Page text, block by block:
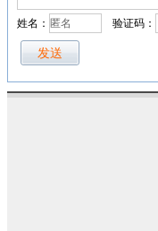
姓名： 验证码：